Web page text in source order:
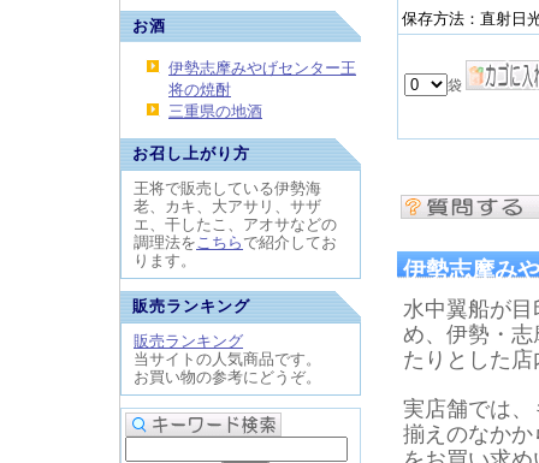
お酒
伊勢志摩みやげセンター王
将の焼酎
三重県の地酒
お召し上がり方
王将で販売している伊勢海
老、カキ、大アサリ、サザ
エ、干したこ、アオサなどの
調理法をこちら で紹介してお
ります。
販売ランキング
販売ランキング
当サイトの人気商品です。
お買い物の参考にどうぞ。
保存方法：直射日
伊勢志摩み
水中翼船が
め、伊勢・
たりとした
実店舗では
揃えのなか